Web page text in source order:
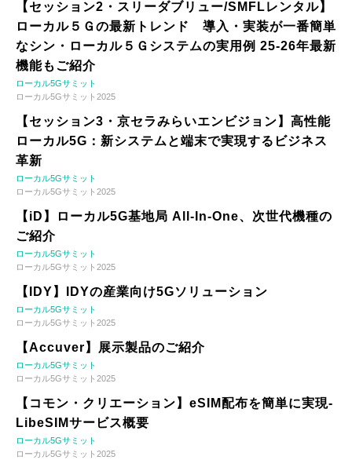
【セッション2・スリーダブリュー/SMFLレンタル】
ローカル５Ｇの最新トレンド 導入・実装が一番簡単
なシン・ローカル５Ｇシステムの実用例 25-26年最新
機能もご紹介
ローカル5Gサミット
ローカル5Gサミット2025
【セッション3・京セラみらいエンビジョン】高性能
ローカル5G：新システムと端末で実現するビジネス
革新
ローカル5Gサミット
ローカル5Gサミット2025
【iD】ローカル5G基地局 All-In-One、次世代機種の
ご紹介
ローカル5Gサミット
ローカル5Gサミット2025
【IDY】IDYの産業向け5Gソリューション
ローカル5Gサミット
ローカル5Gサミット2025
【Accuver】展示製品のご紹介
ローカル5Gサミット
ローカル5Gサミット2025
【コモン・クリエーション】eSIM配布を簡単に実現-
LibeSIMサービス概要
ローカル5Gサミット
ローカル5Gサミット2025